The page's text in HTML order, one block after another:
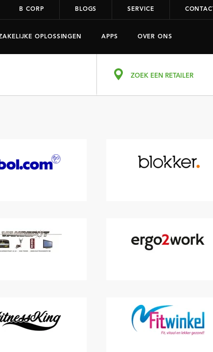
B CORP BLOGS SERVICE
OPLOSSINGEN APPS OVER ONS
ZOEK EEN RETAILER